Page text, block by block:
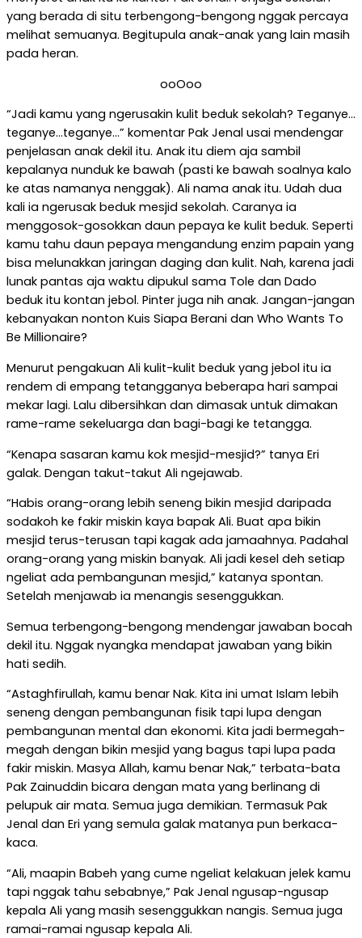
yang berada di situ terbengong-bengong nggak percaya
melihat semuanya. Begitupula anak-anak yang lain masih
pada heran.
ooOoo
“Jadi kamu yang ngerusakin kulit beduk sekolah? Teganye…
teganye…teganye…” komentar Pak Jenal usai mendengar
penjelasan anak dekil itu. Anak itu diem aja sambil
kepalanya nunduk ke bawah (pasti ke bawah soalnya kalo
ke atas namanya nenggak). Ali nama anak itu. Udah dua
kali ia ngerusak beduk mesjid sekolah. Caranya ia
menggosok-gosokkan daun pepaya ke kulit beduk. Seperti
kamu tahu daun pepaya mengandung enzim papain yang
bisa melunakkan jaringan daging dan kulit. Nah, karena jadi
lunak pantas aja waktu dipukul sama Tole dan Dado
beduk itu kontan jebol. Pinter juga nih anak. Jangan-jangan
kebanyakan nonton Kuis Siapa Berani dan Who Wants To
Be Millionaire?
Menurut pengakuan Ali kulit-kulit beduk yang jebol itu ia
rendem di empang tetangganya beberapa hari sampai
mekar lagi. Lalu dibersihkan dan dimasak untuk dimakan
rame-rame sekeluarga dan bagi-bagi ke tetangga.
“Kenapa sasaran kamu kok mesjid-mesjid?” tanya Eri
galak. Dengan takut-takut Ali ngejawab.
“Habis orang-orang lebih seneng bikin mesjid daripada
sodakoh ke fakir miskin kaya bapak Ali. Buat apa bikin
mesjid terus-terusan tapi kagak ada jamaahnya. Padahal
orang-orang yang miskin banyak. Ali jadi kesel deh setiap
ngeliat ada pembangunan mesjid,” katanya spontan.
Setelah menjawab ia menangis sesenggukkan.
Semua terbengong-bengong mendengar jawaban bocah
dekil itu. Nggak nyangka mendapat jawaban yang bikin
hati sedih.
“Astaghfirullah, kamu benar Nak. Kita ini umat Islam lebih
seneng dengan pembangunan fisik tapi lupa dengan
pembangunan mental dan ekonomi. Kita jadi bermegah-
megah dengan bikin mesjid yang bagus tapi lupa pada
fakir miskin. Masya Allah, kamu benar Nak,” terbata-bata
Pak Zainuddin bicara dengan mata yang berlinang di
pelupuk air mata. Semua juga demikian. Termasuk Pak
Jenal dan Eri yang semula galak matanya pun berkaca-
kaca.
“Ali, maapin Babeh yang cume ngeliat kelakuan jelek kamu
tapi nggak tahu sebabnye,” Pak Jenal ngusap-ngusap
kepala Ali yang masih sesenggukkan nangis. Semua juga
ramai-ramai ngusap kepala Ali.